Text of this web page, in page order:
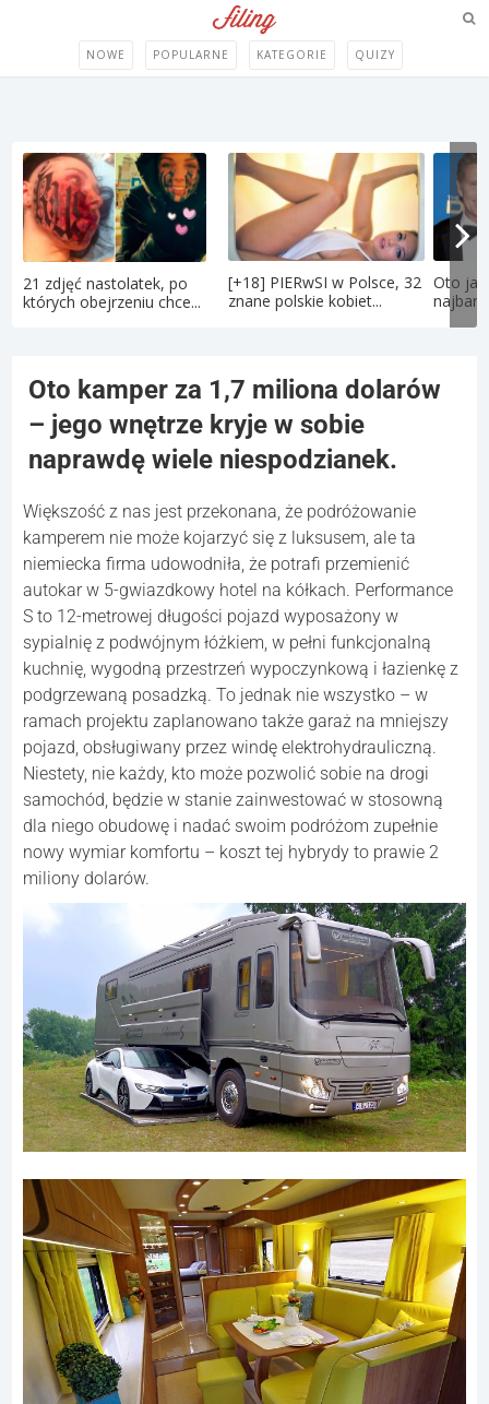
NOWE POPULARNE KATEGORIE QUIZY
21 zdjęć nastolatek, po
których obejrzeniu chce...
[+18] PIERwSI w Polsce, 32
znane polskie kobiet...
Oto jak
Oto kamper za 1,7 miliona dolarów
– jego wnętrze kryje w sobie
naprawdę wiele niespodzianek.
Większość z nas jest przekonana, że podróżowanie
kamperem nie może kojarzyć się z luksusem, ale ta
niemiecka firma udowodniła, że potrafi przemienić
autokar w 5-gwiazdkowy hotel na kółkach. Performance
S to 12-metrowej długości pojazd wyposażony w
sypialnię z podwójnym łóżkiem, w pełni funkcjonalną
kuchnię, wygodną przestrzeń wypoczynkową i łazienkę z
podgrzewaną posadzką. To jednak nie wszystko – w
ramach projektu zaplanowano także garaż na mniejszy
pojazd, obsługiwany przez windę elektrohydrauliczną.
Niestety, nie każdy, kto może pozwolić sobie na drogi
samochód, będzie w stanie zainwestować w stosowną
dla niego obudowę i nadać swoim podróżom zupełnie
nowy wymiar komfortu – koszt tej hybrydy to prawie 2
miliony dolarów.